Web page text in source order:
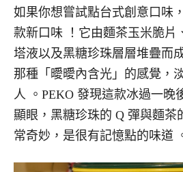
如果你想嘗試點台式創意口味
款新口味 ！它由麵茶玉米脆片
塔液以及黑糖珍珠層層堆疊而
那種「曖曖內含光」的感覺，
人 。PEKO 發現這款冰過一晚
顯眼，黑糖珍珠的 Q 彈與麵茶
常奇妙，是很有記憶點的味道